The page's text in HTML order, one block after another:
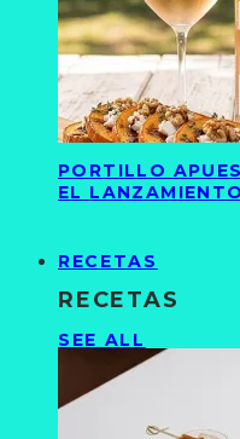
PORTILLO
EL
RECETAS
RECETAS
SEE ALL